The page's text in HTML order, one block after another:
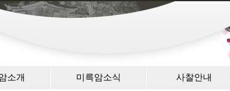
소개 미륵암소식 사찰안내